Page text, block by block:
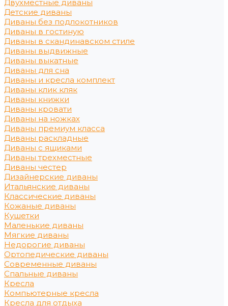
Двухместные диваны
Детские диваны
Диваны без подлокотников
Диваны в гостиную
Диваны в скандинавском стиле
Диваны выдвижные
Диваны выкатные
Диваны для сна
Диваны и кресла комплект
Диваны клик кляк
Диваны книжки
Диваны кровати
Диваны на ножках
Диваны премиум класса
Диваны раскладные
Диваны с ящиками
Диваны трехместные
Диваны честер
Дизайнерские диваны
Итальянские диваны
Классические диваны
Кожаные диваны
Кушетки
Маленькие диваны
Мягкие диваны
Недорогие диваны
Ортопедические диваны
Современные диваны
Спальные диваны
Кресла
Компьютерные кресла
Кресла для отдыха